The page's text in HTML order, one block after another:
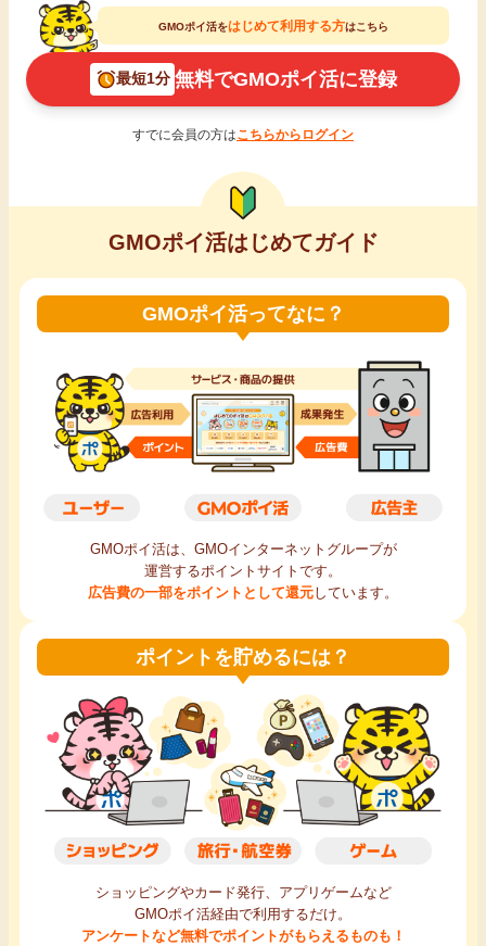
ゲーム
買い物
ポイ活お得情報
お友達紹介
毎日ゲット
特集一覧
GMOポイ活の使い方
買取・査定
学び
進学・教育
月額有料サービス
銀行・金融・投資
家計の固定費
GMOポイ活をはじめて利用する方はこちら
最短1分 無料でGMOポイ活に登録
すでに会員の方はこちらからログイン
GMOポイ活はじめてガイド
GMOポイ活ってなに？
GMOポイ活は、GMOインターネットグループが
運営するポイントサイトです。
広告費の一部をポイントとして還元しています。
ポイントを貯めるには？
ショッピングやカード発行、アプリゲームなど
GMOポイ活経由で利用するだけ。
アンケートなど無料でポイントがもらえるものも！